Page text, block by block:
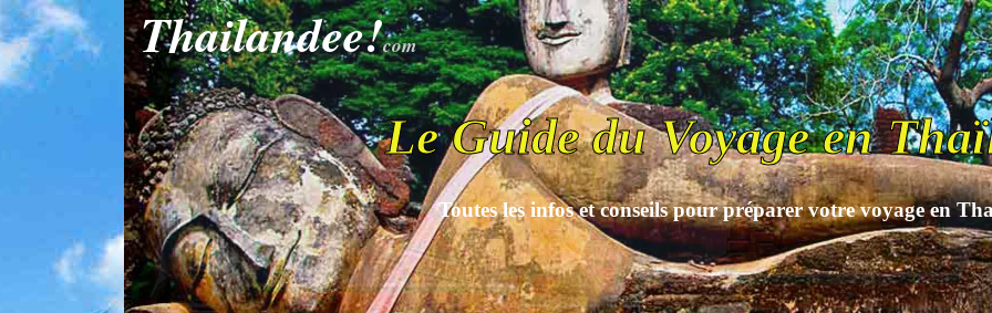
Thailandee!com
Le Guide du Voyage en
Toutes les infos et conseils pour préparer votre voyage en